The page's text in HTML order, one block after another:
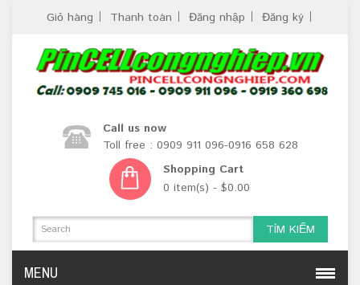
Giỏ hàng Thanh toán Đăng nhập Đăng ký
Call us now
Toll free : 0909 911 096-0916 658 628
Shopping Cart
0 item(s) - $0.00
TÌM KIẾM
MENU